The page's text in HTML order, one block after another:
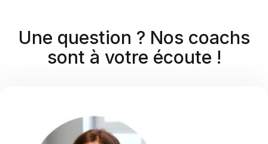
Une question ? Nos coachs
sont à votre écoute !